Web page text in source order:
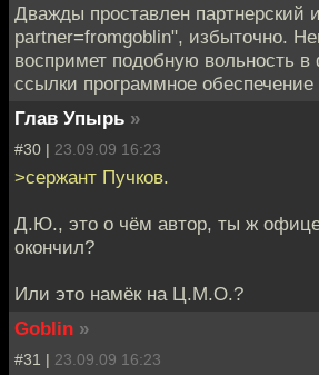
Дважды проставлен партнерский
partner=fromgoblin", избыточно.
воспримет подобную вольность
ссылки программное
Глав Упырь »
#30 | 23.09.09 16:23
>сержант Пучков.
Д.Ю., это о чём автор, ты ж
окончил?
Или это намёк на Ц.М.О.?
Goblin »
#31 | 23.09.09 16:23